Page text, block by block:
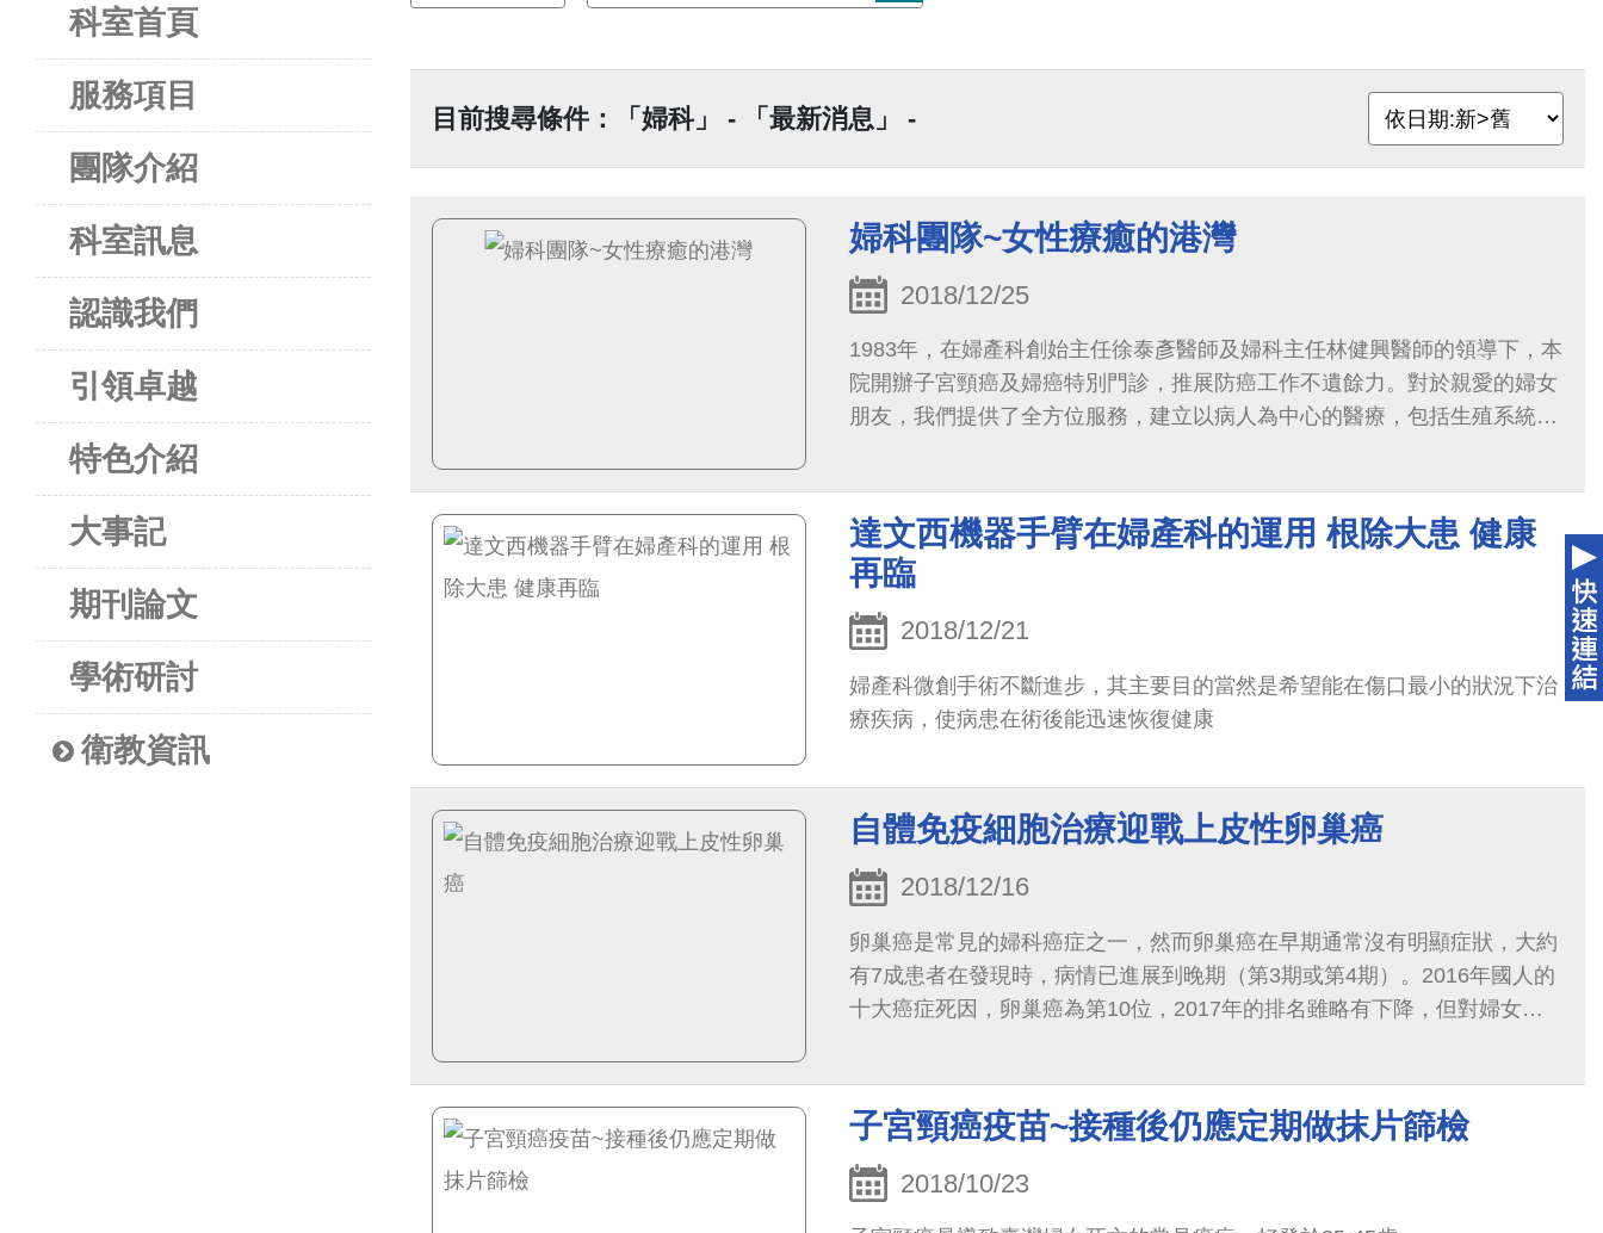
科室首頁
服務項目
團隊介紹
科室訊息
認識我們
引領卓越
特色介紹
大事記
期刊論文
學術研討
衛教資訊
目前搜尋條件：「婦科」 - 「最新消息」 -
婦科團隊~女性療癒的港灣
2018/12/25
1983年，在婦產科創始主任徐泰彥醫師及婦科主任林健興醫師的領導下，本
院開辦子宮頸癌及婦癌特別門診，推展防癌工作不遺餘力。對於親愛的婦女
朋友，我們提供了全方位服務，建立以病人為中心的醫療，包括生殖系統疾
達文西機器手臂在婦產科的運用 根除大患 健康
再臨
2018/12/21
婦產科微創手術不斷進步，其主要目的當然是希望能在傷口最小的狀況下治
療疾病，使病患在術後能迅速恢復健康
自體免疫細胞治療迎戰上皮性卵巢癌
2018/12/16
卵巢癌是常見的婦科癌症之一，然而卵巢癌在早期通常沒有明顯症狀，大約
有7成患者在發現時，病情已進展到晚期（第3期或第4期）。2016年國人的
十大癌症死因，卵巢癌為第10位，2017年的排名雖略有下降，但對婦女健
更低，只有17%。
子宮頸癌疫苗~接種後仍應定期做抹片篩檢
2018/10/23